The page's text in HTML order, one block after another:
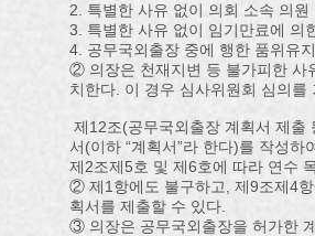
2. 특별한 사유 없이 의회 소속 의
3. 특별한 사유 없이 임기만료에 의
4. 공무국외출장 중에 행한 품위유
② 의장은 천재지변 등 불가피한 사
치한다. 이 경우 심사위원회 심의
제12조(공무국외출장 계획서 제
서(이하 “계획서”라 한다)를 작성
제2조제5호 및 제6호에 따라 연수
② 제1항에도 불구하고, 제9조제4
획서를 제출할 수 있다.
③ 의장은 공무국외출장을 허가한